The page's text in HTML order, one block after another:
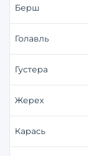
Берш
Голавль
Густера
Жерех
Карась